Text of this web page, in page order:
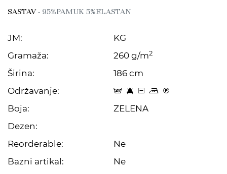
SASTAV- 95%PAMUK 5%ELASTAN
JM:
KG
Gramaža:
260 g/m2
Širina:
186 cm
Održavanje:
t 8 a p C
Boja:
ZELENA
Dezen:
Reorderable:
Ne
Bazni artikal:
Ne